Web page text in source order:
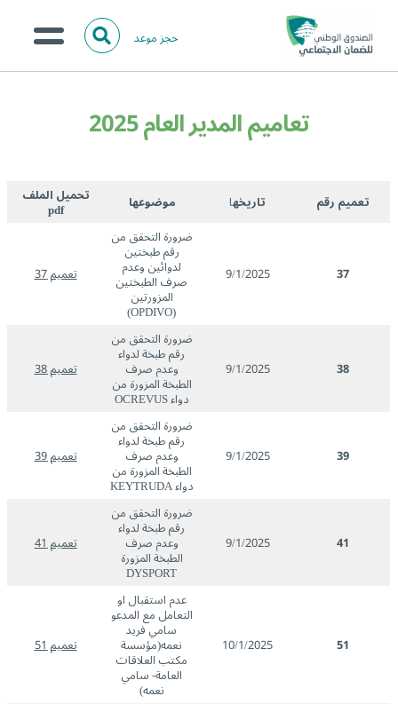
حجز موعد ا
ل
ث
الخدمات الالكترونية
تواصل معنا
البحث
تعاميم المدير العام 2025
تعميمرقم تاريخها موضوعها تحميل الملف
pdf
37
9/1/2025
ضرورة التحقق من
رقم طبختين
لدوائين وعدم
صرف الطبختين
المزورتين
(OPDIVO)
تعميم 37
38
9/1/2025
ضرورة التحقق من
رقم طبخة لدواء
وعدم صرف
الطبخة المزورة من
دواء OCREVUS
تعميم 38
39
9/1/2025
ضرورة التحقق من
رقم طبخة لدواء
وعدم صرف
الطبخة المزورة من
دواء KEYTRUDA
تعميم 39
41
9/1/2025
ضرورة التحقق من
رقم طبخة لدواء
وعدم صرف
الطبخة المزورة
DYSPORT
تعميم 41
51
10/1/2025
عدم استقبال او
التعامل مع المدعو
سامي فريد
نعمه(مؤسسة
مكتب العلاقات
العامة- سامي
نعمه)
تعميم 51